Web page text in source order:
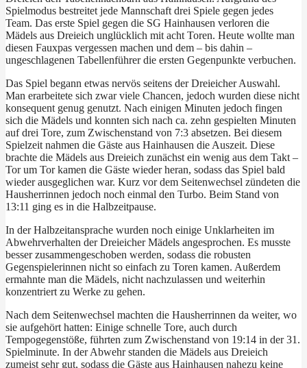
Spielmodus bestreitet jede Mannschaft drei Spiele gegen jedes
Team. Das erste Spiel gegen die SG Hainhausen verloren die
Mädels aus Dreieich unglücklich mit acht Toren. Heute wollte man
diesen Fauxpas vergessen machen und dem – bis dahin –
ungeschlagenen Tabellenführer die ersten Gegenpunkte verbuchen.
Das Spiel begann etwas nervös seitens der Dreieicher Auswahl.
Man erarbeitete sich zwar viele Chancen, jedoch wurden diese nicht
konsequent genug genutzt. Nach einigen Minuten jedoch fingen
sich die Mädels und konnten sich nach ca. zehn gespielten Minuten
auf drei Tore, zum Zwischenstand von 7:3 absetzen. Bei diesem
Spielzeit nahmen die Gäste aus Hainhausen die Auszeit. Diese
brachte die Mädels aus Dreieich zunächst ein wenig aus dem Takt –
Tor um Tor kamen die Gäste wieder heran, sodass das Spiel bald
wieder ausgeglichen war. Kurz vor dem Seitenwechsel zündeten die
Hausherrinnen jedoch noch einmal den Turbo. Beim Stand von
13:11 ging es in die Halbzeitpause.
In der Halbzeitansprache wurden noch einige Unklarheiten im
Abwehrverhalten der Dreieicher Mädels angesprochen. Es musste
besser zusammengeschoben werden, sodass die robusten
Gegenspielerinnen nicht so einfach zu Toren kamen. Außerdem
ermahnte man die Mädels, nicht nachzulassen und weiterhin
konzentriert zu Werke zu gehen.
Nach dem Seitenwechsel machten die Hausherrinnen da weiter, wo
sie aufgehört hatten: Einige schnelle Tore, auch durch
Tempogegenstöße, führten zum Zwischenstand von 19:14 in der 31.
Spielminute. In der Abwehr standen die Mädels aus Dreieich
zumeist sehr gut, sodass die Gäste aus Hainhausen nahezu keine